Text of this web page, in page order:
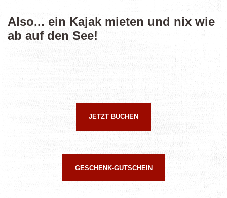
Also... ein Kajak mieten und nix wie
ab auf den See!
Kajak jetzt buchen
JETZT BUCHEN
Geschenk-Gutschein kaufen
GESCHENK-GUTSCHEIN